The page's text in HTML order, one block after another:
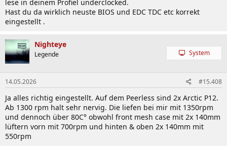
lese in deinem Profiel underclocked.
Hast du da wirklich neuste BIOS und EDC TDC etc korrekt
eingestellt .
Nighteye
Legende System
14.05.2026 #15.408
Ja alles richtig eingestellt. Auf dem Peerless sind 2x Arctic P12.
Ab 1300 rpm halt sehr nervig. Die liefen bei mir mit 1350rpm
und dennoch über 80C° obwohl front mesh case mit 2x 140mm
lüftern vorn mit 700rpm und hinten & oben 2x 140mm mit
550rpm